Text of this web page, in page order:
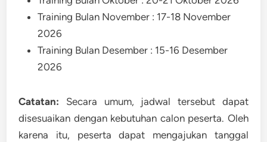
Training Bulan November : 17-18 November
2026
Training Bulan Desember : 15-16 Desember
2026
Catatan: Secara umum, jadwal tersebut dapat
disesuaikan dengan kebutuhan calon peserta. Oleh
karena itu, peserta dapat mengajukan tanggal